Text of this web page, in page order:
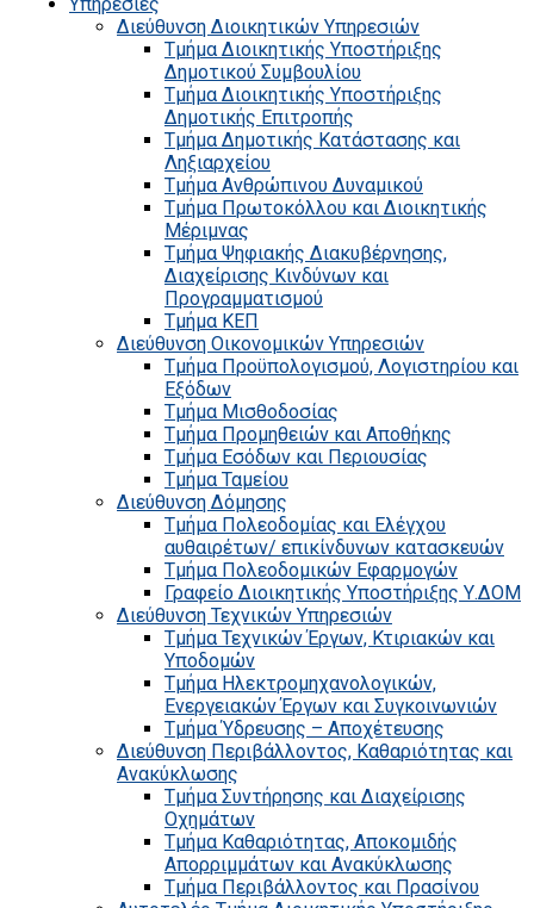
Διεύθυνση Διοικητικών Υπηρεσιών
Τμήμα Διοικητικής Υποστήριξης
Δημοτικού Συμβουλίου
Τμήμα Διοικητικής Υποστήριξης
Δημοτικής Επιτροπής
Τμήμα Δημοτικής Κατάστασης και
Ληξιαρχείου
Τμήμα Ανθρώπινου Δυναμικού
Τμήμα Πρωτοκόλλου και Διοικητικής
Μέριμνας
Τμήμα Ψηφιακής Διακυβέρνησης,
Διαχείρισης Κινδύνων και
Προγραμματισμού
Τμήμα ΚΕΠ
Διεύθυνση Οικονομικών Υπηρεσιών
Τμήμα Προϋπολογισμού, Λογιστηρίου και
Εξόδων
Τμήμα Μισθοδοσίας
Τμήμα Προμηθειών και Αποθήκης
Τμήμα Εσόδων και Περιουσίας
Τμήμα Ταμείου
Διεύθυνση Δόμησης
Τμήμα Πολεοδομίας και Ελέγχου
αυθαιρέτων/ επικίνδυνων κατασκευών
Τμήμα Πολεοδομικών Εφαρμογών
Γραφείο Διοικητικής Υποστήριξης Υ.ΔΟΜ
Διεύθυνση Τεχνικών Υπηρεσιών
Τμήμα Τεχνικών Έργων, Κτιριακών και
Υποδομών
Τμήμα Ηλεκτρομηχανολογικών,
Ενεργειακών Έργων και Συγκοινωνιών
Τμήμα Ύδρευσης – Αποχέτευσης
Διεύθυνση Περιβάλλοντος, Καθαριότητας και
Ανακύκλωσης
Τμήμα Συντήρησης και Διαχείρισης
Οχημάτων
Τμήμα Καθαριότητας, Αποκομιδής
Απορριμμάτων και Ανακύκλωσης
Τμήμα Περιβάλλοντος και Πρασίνου